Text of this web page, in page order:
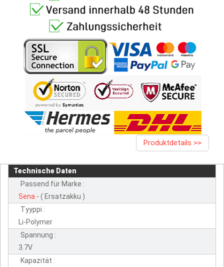
Produktdetails >>
Technische Daten
Passend für Marke :
Sena - ( Ersatzakku )
Tyyppi :
Li-Polymer
Spannung :
3.7V
Kapazität :